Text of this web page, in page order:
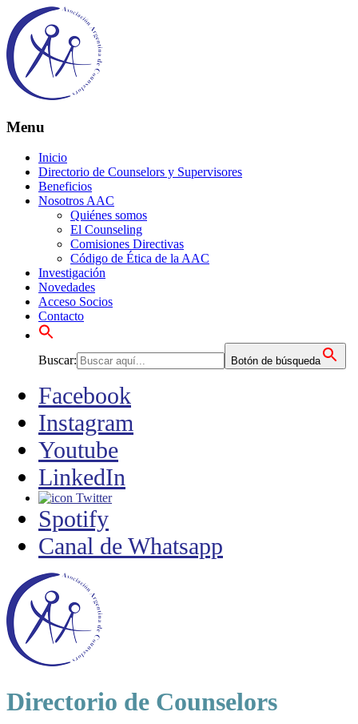
Menu
Inicio
Directorio de Counselors y Supervisores
Beneficios
Nosotros AAC
Quiénes somos
El Counseling
Comisiones Directivas
Código de Ética de la AAC
Investigación
Novedades
Acceso Socios
Contacto
Buscar: Botón de búsqueda
Facebook
Instagram
Youtube
LinkedIn
Twitter
Spotify
Canal de Whatsapp
Directorio de Counselors